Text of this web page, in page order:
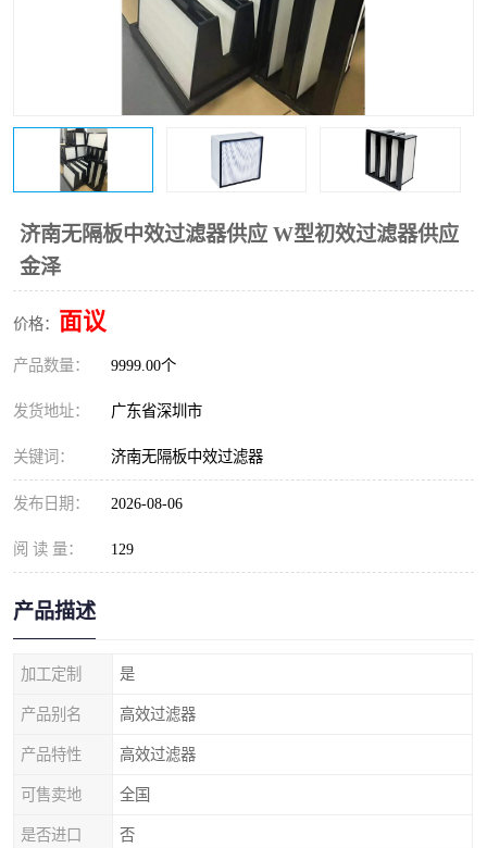
济南无隔板中效过滤器供应 W型初效过滤器供应
金泽
价格： 面议
产品数量： 9999.00个
发货地址： 广东省深圳市
关键词： 济南无隔板中效过滤器
发布日期： 2026-08-06
阅 读 量： 129
产品描述
加工定制 是
产品别名 高效过滤器
产品特性 高效过滤器
可售卖地 全国
是否进口 否
光电车间
恒温恒湿净化空调 过滤器
百级